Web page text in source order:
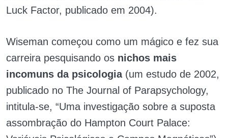
Luck Factor, publicado em 2004).
Wiseman começou como um mágico e fez sua
carreira pesquisando os nichos mais
incomuns da psicologia(um estudo de 2002,
publicado no The Journal of Parapsychology,
intitula-se, “Uma investigação sobre a suposta
assombração do Hampton Court Palace: